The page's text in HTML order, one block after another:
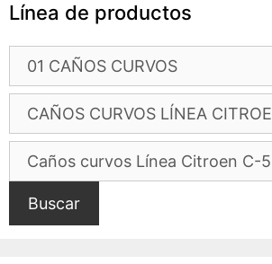
Línea de productos
Buscar